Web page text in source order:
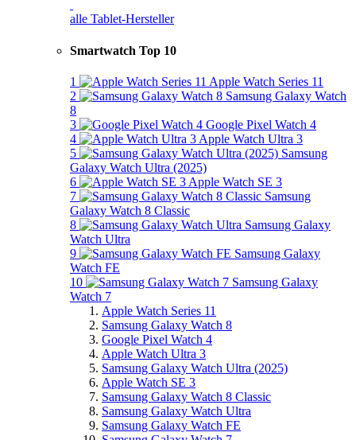
alle Tablet-Hersteller
Smartwatch Top 10
1
Apple Watch Series 11
2
Samsung Galaxy Watch
8
3
Google Pixel Watch 4
4
Apple Watch Ultra 3
5
Samsung
Galaxy Watch Ultra (2025)
6
Apple Watch SE 3
7
Samsung
Galaxy Watch 8 Classic
8
Samsung Galaxy
Watch Ultra
9
Samsung Galaxy
Watch FE
10
Samsung Galaxy
Watch 7
Apple Watch Series 11
Samsung Galaxy Watch 8
Google Pixel Watch 4
Apple Watch Ultra 3
Samsung Galaxy Watch Ultra (2025)
Apple Watch SE 3
Samsung Galaxy Watch 8 Classic
Samsung Galaxy Watch Ultra
Samsung Galaxy Watch FE